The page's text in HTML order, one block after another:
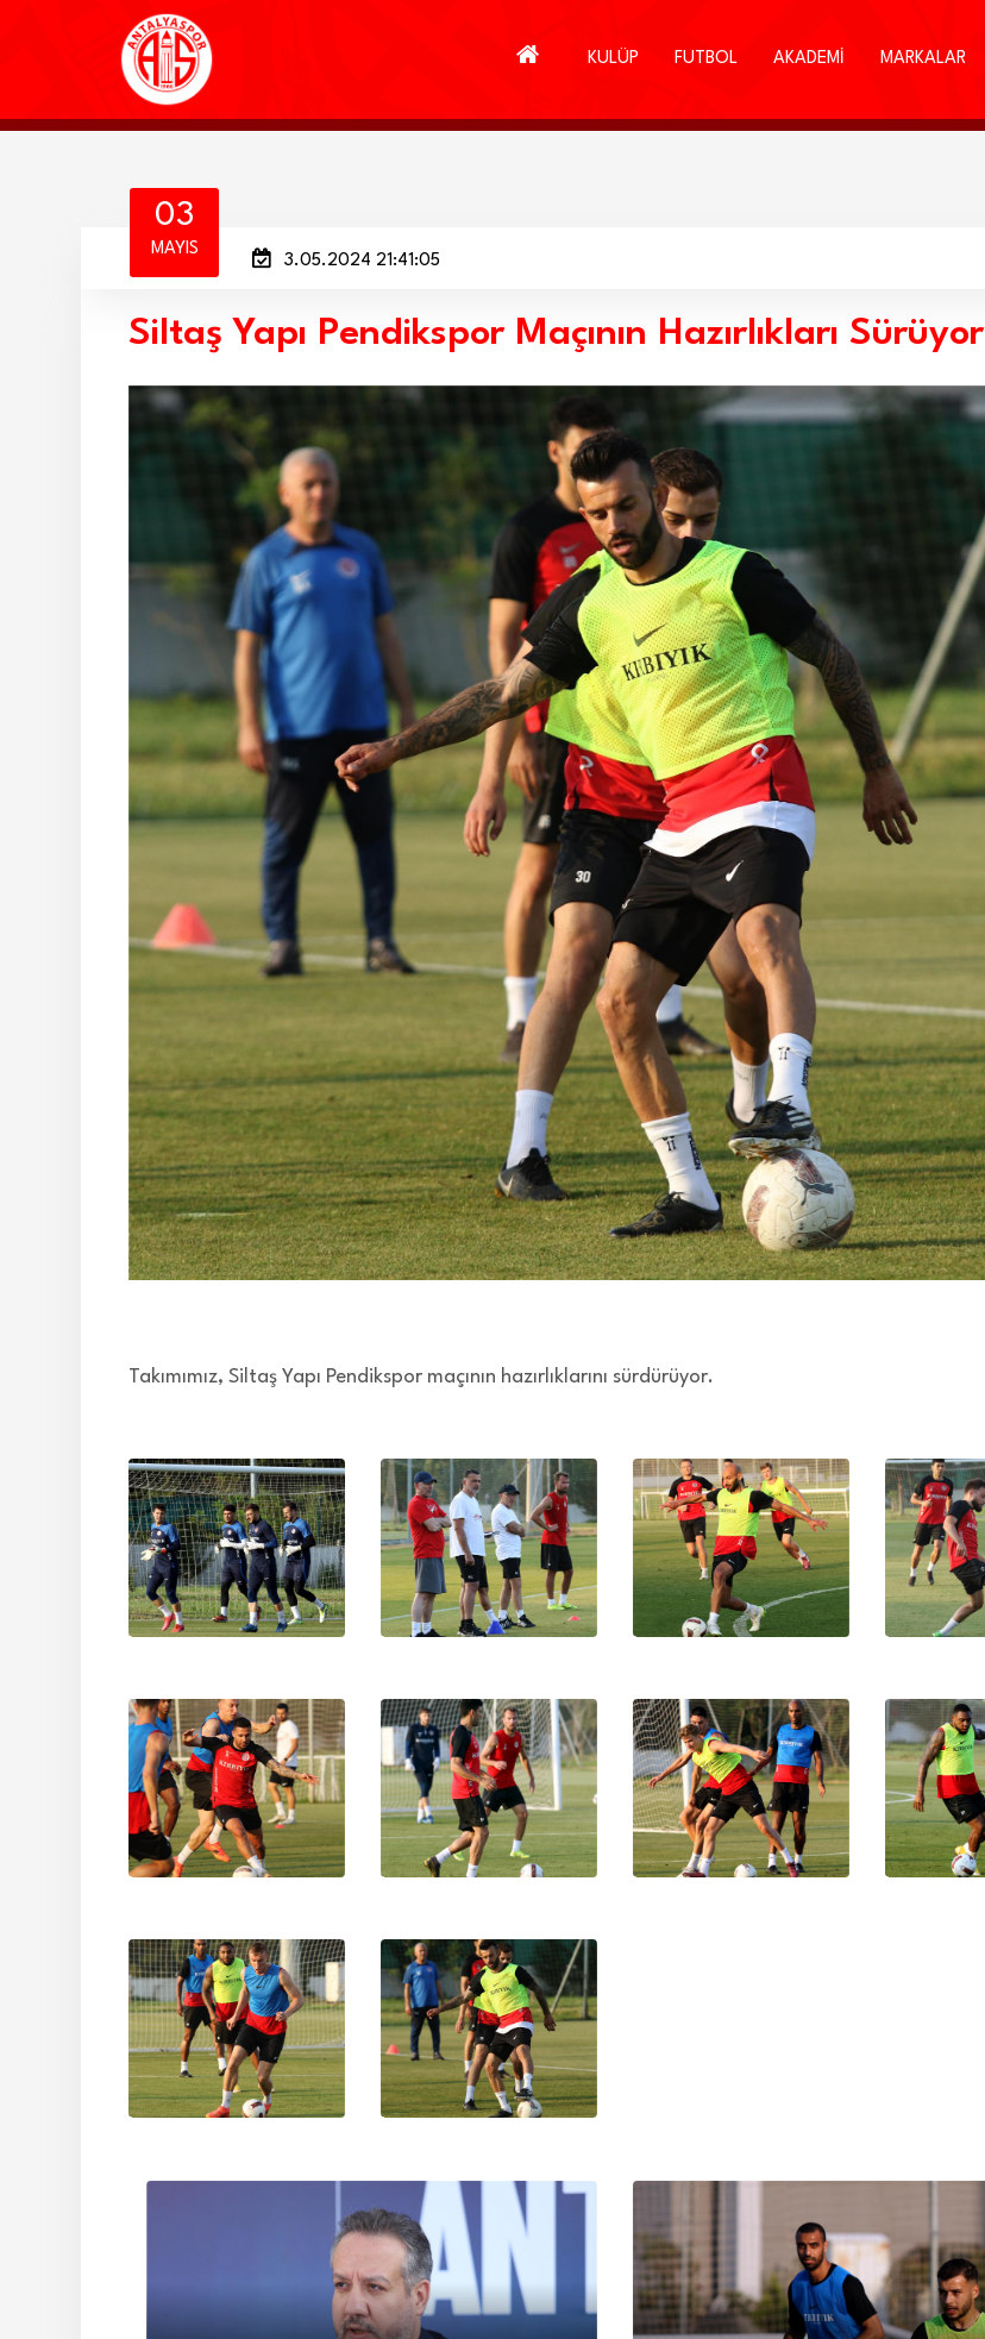
KULÜP FUTBOL AKADEMİ MARKALAR
03
MAYIS
3.05.2024 21:41:05
Siltaş Yapı Pendikspor Maçının Hazırlıkları Sürüyor
Takımımız, Siltaş Yapı Pendikspor maçının hazırlıklarını sürdürüyor.